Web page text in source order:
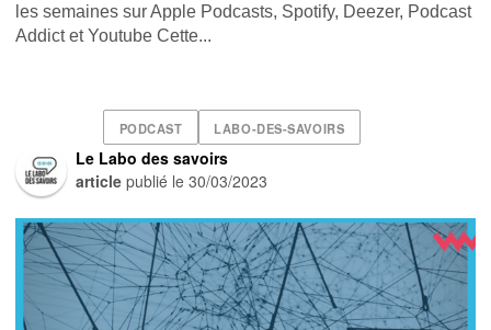
les semaines sur Apple Podcasts , Spotify , Deezer , Podcast
Addict et Youtube Cette...
PODCAST LABO-DES-SAVOIRS
Le Labo des savoirs
article publié le30/03/2023